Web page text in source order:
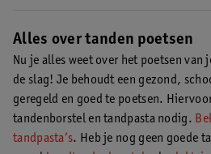
Alles over tanden poetsen
Nu je alles weet over het poetsen van
de slag! Je behoudt een gezond,
geregeld en goed te poetsen.
tandenborstel en tandpasta nodig.
tandpasta’s. Heb je nog geen goede